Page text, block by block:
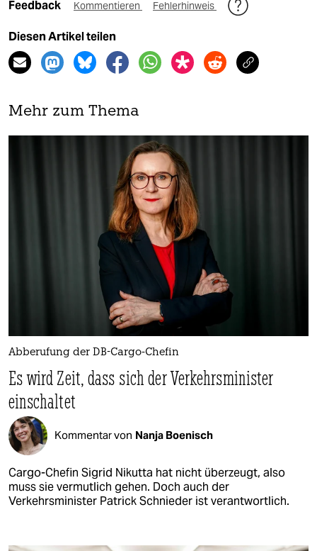
Feedback Kommentieren Fehlerhinweis
Diesen Artikel teilen
Mehr zum Thema
Abberufung der DB-Cargo-Chefin
Es wird Zeit, dass sich der Verkehrsminister
einschaltet
Kommentar von Nanja Boenisch
Cargo-Chefin Sigrid Nikutta hat nicht überzeugt, also
muss sie vermutlich gehen. Doch auch der
Verkehrsminister Patrick Schnieder ist verantwortlich.